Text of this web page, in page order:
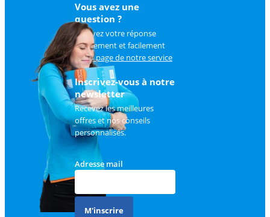
Vous avez une
question ?
Trouvez votre réponse
rapidement et facilement
surla page de notre service
client.
Inscrivez-vous à notre
newsletter
Recevez les meilleures
offres et nos conseils
personnalisés.
Adresse mail
M'inscrire